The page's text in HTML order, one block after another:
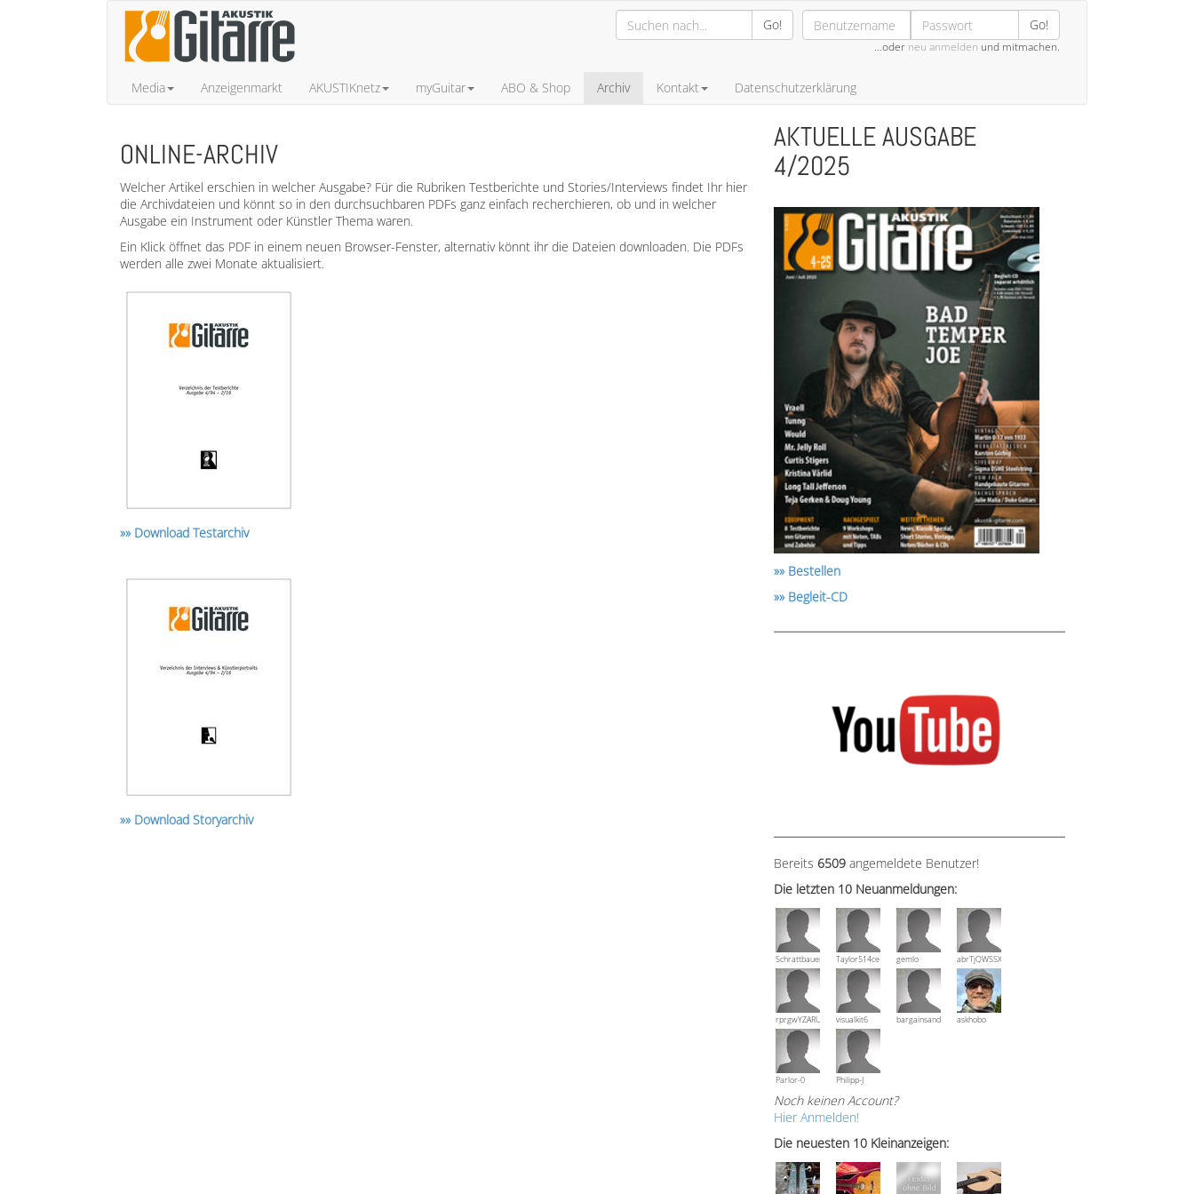
Go! Go!
…oder neu anmelden und mitmachen.
Media Anzeigenmarkt AKUSTIKnetz myGuitar ABO & Shop Archiv Kontakt Datenschutzerklärung
ONLINE-ARCHIV
Welcher Artikel erschien in welcher Ausgabe? Für die Rubriken Testberichte und Stories/Interviews findet Ihr hier
die Archivdateien und könnt so in den durchsuchbaren PDFs ganz einfach recherchieren, ob und in welcher
Ausgabe ein Instrument oder Künstler Thema waren.
Ein Klick öffnet das PDF in einem neuen Browser-Fenster, alternativ könnt ihr die Dateien downloaden. Die PDFs
werden alle zwei Monate aktualisiert.
»» Download Testarchiv
»» Download Storyarchiv
AKTUELLE AUSGABE
4/2025
»» Bestellen
»» Begleit-CD
Bereits 6509 angemeldete Benutzer!
Die letzten 10 Neuanmeldungen:
Schrattbauer Taylor514ce gemlo abrTjQWSSXuVznPolE
rprgwYZARUTZQyCWESpD
visualkit6 bargainsandmoreaskhobo
Parlor-0 Philipp-J
Noch keinen Account?
Hier Anmelden!
Die neuesten 10 Kleinanzeigen: